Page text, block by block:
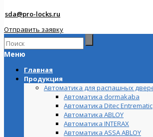
sda@pro-locks.ru
Отправить заявку
Меню
Главная
Продукция
Автоматика для распашных
Автоматика dormakaba
Автоматика Ditec Entrematic
Автоматика ABLOY
Автоматика INTERAX
Автоматика ASSA ABLOY